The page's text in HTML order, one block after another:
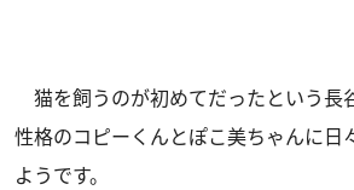
猫を飼うのが初めてだったという長
性格のコピーくんとぽこ美ちゃんに日
ようです。